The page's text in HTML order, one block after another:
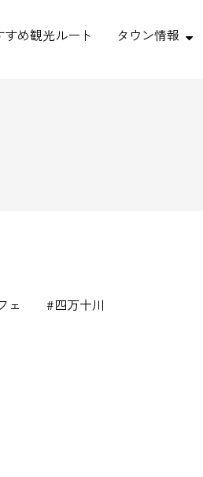
すめ観光ルート タウン情報
ェ
四万十川